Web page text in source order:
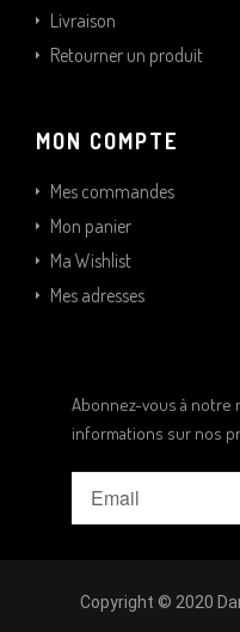
Livraison
Retourner un produit
MON COMPTE
Mes commandes
Mon panier
Ma Wishlist
Mes adresses
Abonnez-vous à
informations sur nos
Copyright © 2020